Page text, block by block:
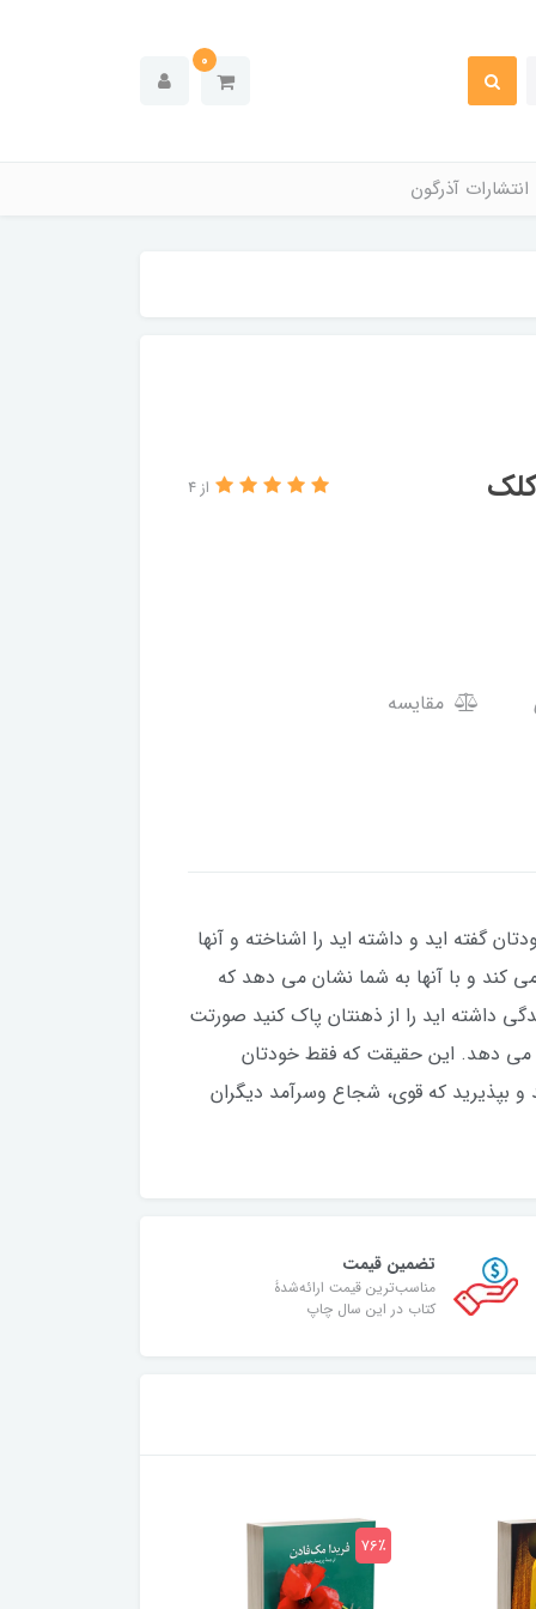
0
انتشارات آذرگون
از 4
مقایسه
گفته اید و داشته اید را اشناخته و آنها
کند و با آنها به شما نشان می دهد که
داشته اید را از ذهنتان پاک کنید صورتت
می دهد. این حقیقت که فقط خودتان
بپذیرید که قوی، شجاع وسرآمد دیگران
تضمین قیمت
مناسب‌ترین قیمت ارائه‌شدۀ
کتاب در این سال چاپ
76٪